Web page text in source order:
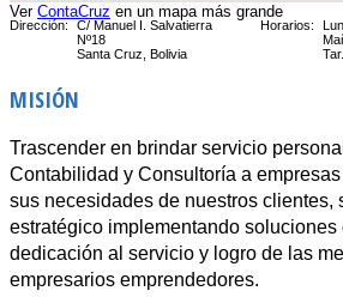
Ver ContaCruz en un mapa más grande
Dirección:
C/ Manuel I. Salvatierra
Nº18
Santa Cruz, Bolivia
Horarios:
MISIÓN
Trascender en brindar servicio
Contabilidad y Consultoría a
sus necesidades de nuestros clientes,
estratégico implementando soluciones
dedicación al servicio y logro de las
empresarios emprendedores.